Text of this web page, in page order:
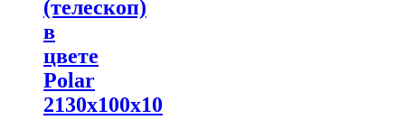
(телескоп)
в
цвете
Polar
2130х100х10